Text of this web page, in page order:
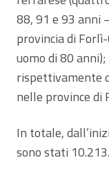
88, 91 e 93 anni
provincia di
uomo di 80
rispettivamente
nelle province di
In totale,
sono stati 10.213.